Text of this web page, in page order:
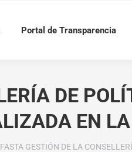
Portal de Transparencia
DE
EN
GESTIÓN DE LA